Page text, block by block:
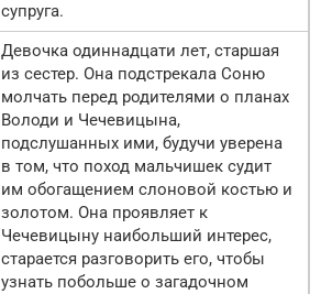
супруга.
Девочка одиннадцати лет, старшая
из сестер. Она подстрекала Соню
молчать перед родителями о планах
Володи и Чечевицына,
подслушанных ими, будучи уверена
в том, что поход мальчишек судит
им обогащением слоновой костью и
золотом. Она проявляет к
Чечевицыну наибольший интерес,
старается разговорить его, чтобы
узнать побольше о загадочном